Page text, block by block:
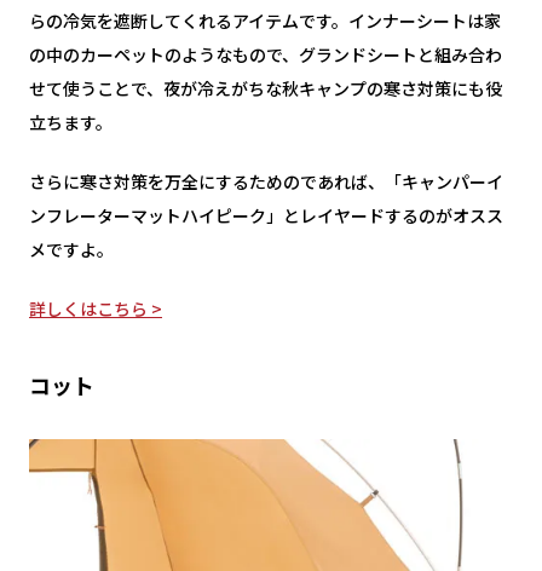
らの冷気を遮断してくれるアイテムです。インナーシートは家
の中のカーペットのようなもので、グランドシートと組み合わ
せて使うことで、夜が冷えがちな秋キャンプの寒さ対策にも役
立ちます。
さらに寒さ対策を万全にするためのであれば、「キャンパーイ
ンフレーターマットハイピーク」とレイヤードするのがオスス
メですよ。
詳しくはこちら >
コット